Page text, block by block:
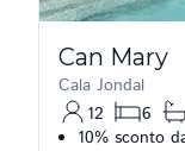
Can Mary
Cala Jondal
12
6
10% sconto